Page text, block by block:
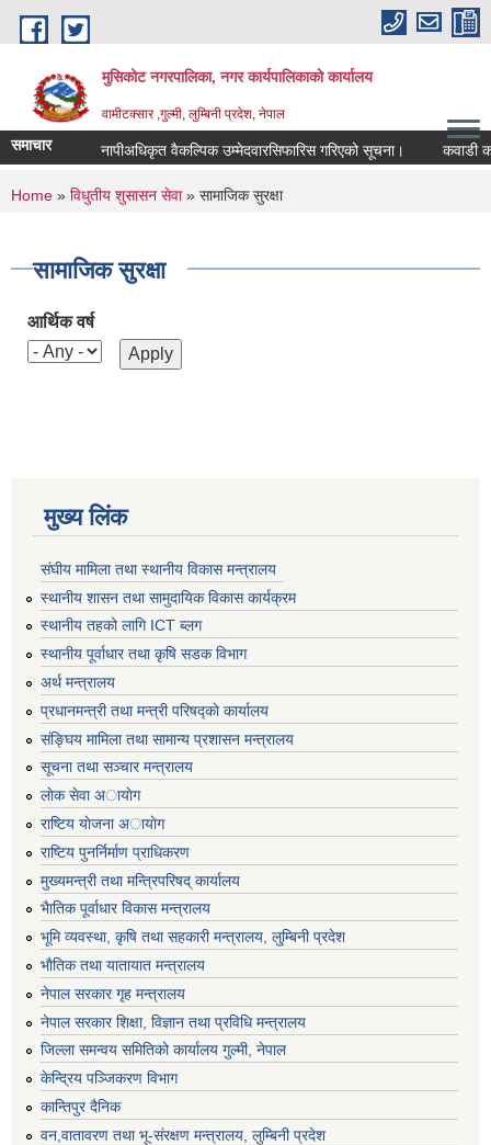
Skip to main content
मुसिकोट नगरपालिका, नगर कार्यपालिकाकाे कार्यालय
वामीटक्सार ,गुल्मी, लुम्बिनी प्रदेश, नेपाल
समाचार नापीअधिकृत वैकल्पिक उम्मेदवारसिफारिस गरिएको सूचना। कवाडी
You are here
Home » विधुतीय शुसासन सेवा» सामाजिक सुरक्षा
सामाजिक सुरक्षा
आर्थिक वर्ष
मुख्य लिंक
संघीय मामिला तथा स्थानीय विकास मन्त्रालय
स्थानीय शासन तथा सामुदायिक विकास कार्यक्रम
स्थानीय तहको लागि ICT ब्लग
स्थानीय पूर्वाधार तथा कृषि सडक विभाग
अर्थ मन्त्रालय
प्रधानमन्त्री तथा मन्त्री परिषद्काे कार्यालय
संङ्घिय मामिला तथा सामान्य प्रशासन मन्त्रालय
सूचना तथा सञ्चार मन्त्रालय
लाेक सेवा अायाेग
राष्टिय याेजना अायाेग
राष्टिय पुनर्निर्माण प्राधिकरण
मुख्यमन्त्री तथा मन्त्रिपरिषद् कार्यालय
भैातिक पूर्वाधार विकास मन्त्रालय
भूमि व्यवस्था, कृषि तथा सहकारी मन्त्रालय, लु्म्बिनी प्रदेश
भाैतिक तथा यातायात मन्त्रालय
नेपाल सरकार गृह मन्त्रालय
नेपाल सरकार शिक्षा, विज्ञान तथा प्रविधि मन्त्रालय
जिल्ला समन्वय समितिको कार्यालय गुल्मी, नेपाल
केन्द्रिय पञ्जिकरण विभाग
कान्तिपुर दैनिक
वन,वातावरण तथा भू-संरक्षण मन्त्रालय, लुम्बिनी प्रदेश